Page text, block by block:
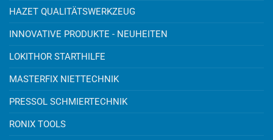
HAZET QUALITÄTSWERKZEUG
INNOVATIVE PRODUKTE - NEUHEITEN
LOKITHOR STARTHILFE
MASTERFIX NIETTECHNIK
PRESSOL SCHMIERTECHNIK
RONIX TOOLS